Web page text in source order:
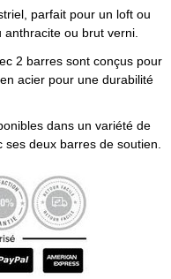
parfait pour un loft ou
ou brut verni.
2 barres sont conçus pour
acier pour une durabilité
dans un variété de
ses deux barres de soutien.